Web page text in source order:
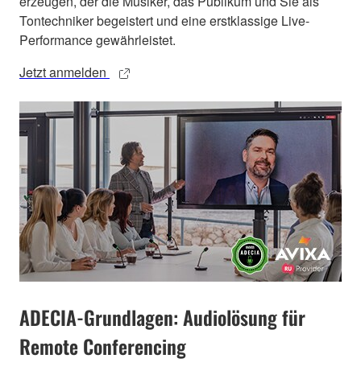
Tontechniker begeistert und eine erstklassige Live-
Performance gewährleistet.
Jetzt anmelden
ADECIA-Grundlagen: Audiolösung für
Remote Conferencing